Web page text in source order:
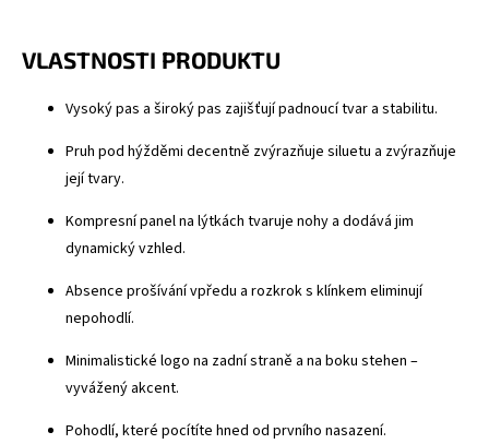
VLASTNOSTI PRODUKTU
Vysoký pas a široký pas zajišťují padnoucí tvar a stabilitu.
Pruh pod hýžděmi decentně zvýrazňuje siluetu a zvýrazňuje
její tvary.
Kompresní panel na lýtkách tvaruje nohy a dodává jim
dynamický vzhled.
Absence prošívání vpředu a rozkrok s klínkem eliminují
nepohodlí.
Minimalistické logo na zadní straně a na boku stehen –
vyvážený akcent.
Pohodlí, které pocítíte hned od prvního nasazení.